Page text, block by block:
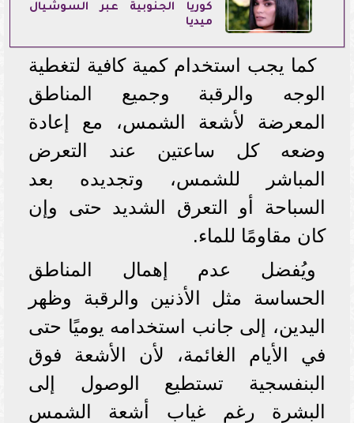
كوريا الجنوبية عبر السوشيال
ميديا
كما يجب استخدام كمية كافية لتغطية
الوجه والرقبة وجميع المناطق
المعرضة لأشعة الشمس، مع إعادة
وضعه كل ساعتين عند التعرض
المباشر للشمس، وتجديده بعد
السباحة أو التعرق الشديد حتى وإن
كان مقاومًا للماء.
ويُفضل عدم إهمال المناطق
الحساسة مثل الأذنين والرقبة وظهر
اليدين، إلى جانب استخدامه يوميًا حتى
في الأيام الغائمة، لأن الأشعة فوق
البنفسجية تستطيع الوصول إلى
البشرة رغم غياب أشعة الشمس